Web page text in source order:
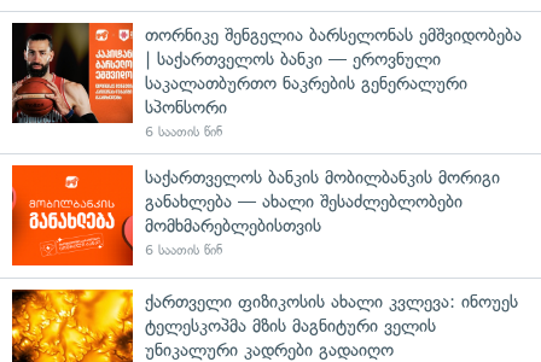
თორნიკე შენგელია ბარსელონას ემშვიდობება
| საქართველოს ბანკი — ეროვნული
საკალათბურთო ნაკრების გენერალური
სპონსორი
6 საათის წინ
საქართველოს ბანკის მობილბანკის მორიგი
განახლება — ახალი შესაძლებლობები
მომხმარებლებისთვის
6 საათის წინ
ქართველი ფიზიკოსის ახალი კვლევა: ინოუეს
ტელესკოპმა მზის მაგნიტური ველის
უნიკალური კადრები გადაიღო